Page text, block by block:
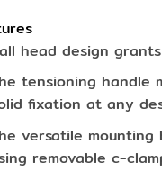
head design
tensioning handle
fixation at any
versatile
removable c-